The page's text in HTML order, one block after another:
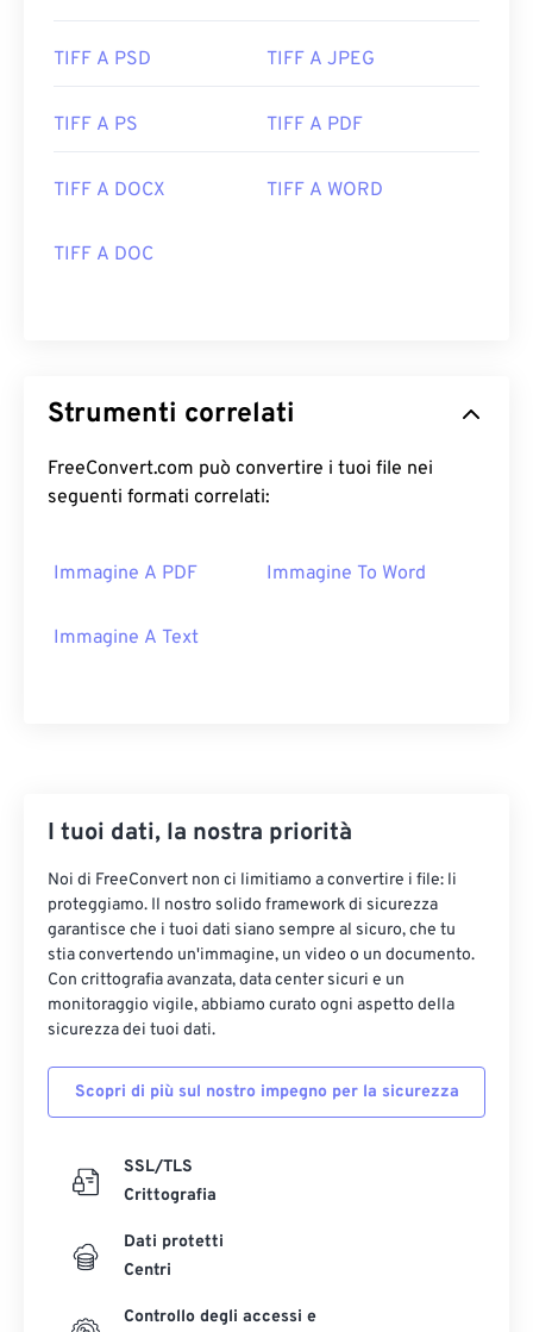
TIFF A PSD TIFF A JPEG
TIFF A PS TIFF A PDF
TIFF A DOCX TIFF A WORD
TIFF A DOC
Strumenti correlati
FreeConvert.com può convertire i tuoi file nei
seguenti formati correlati:
Immagine A PDF Immagine To Word
Immagine A Text
I tuoi dati, la nostra priorità
Noi di FreeConvert non ci limitiamo a convertire i file: li
proteggiamo. Il nostro solido framework di sicurezza
garantisce che i tuoi dati siano sempre al sicuro, che tu
stia convertendo un'immagine, un video o un documento.
Con crittografia avanzata, data center sicuri e un
monitoraggio vigile, abbiamo curato ogni aspetto della
sicurezza dei tuoi dati.
Scopri di più sul nostro impegno per la sicurezza
SSL/TLS
Crittografia
Dati protetti
Centri
Controllo degli accessi e